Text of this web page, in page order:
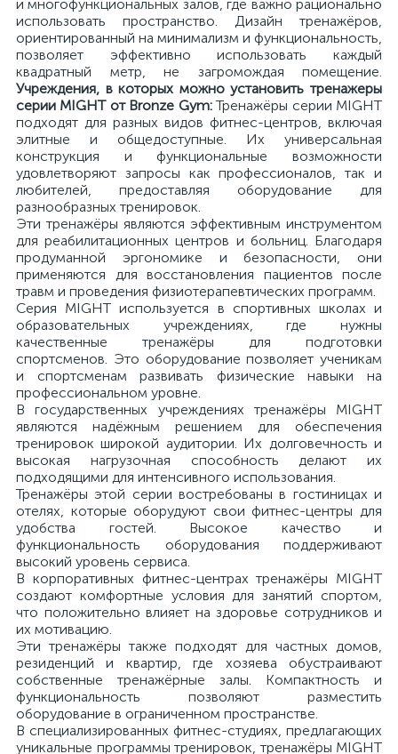
и многофункциональных залов, где важно рационально
использовать пространство. Дизайн тренажёров,
ориентированный на минимализм и функциональность,
позволяет эффективно использовать каждый
квадратный метр, не загромождая помещение.
Учреждения, в которых можно установить тренажеры
серии MIGHT от Bronze Gym:Тренажёры серии MIGHT
подходят для разных видов фитнес-центров, включая
элитные и общедоступные. Их универсальная
конструкция и функциональные возможности
удовлетворяют запросы как профессионалов, так и
любителей, предоставляя оборудование для
разнообразных тренировок.
Эти тренажёры являются эффективным инструментом
для реабилитационных центров и больниц. Благодаря
продуманной эргономике и безопасности, они
применяются для восстановления пациентов после
травм и проведения физиотерапевтических программ.
Серия MIGHT используется в спортивных школах и
образовательных учреждениях, где нужны
качественные тренажёры для подготовки
спортсменов. Это оборудование позволяет ученикам
и спортсменам развивать физические навыки на
профессиональном уровне.
В государственных учреждениях тренажёры MIGHT
являются надёжным решением для обеспечения
тренировок широкой аудитории. Их долговечность и
высокая нагрузочная способность делают их
подходящими для интенсивного использования.
Тренажёры этой серии востребованы в гостиницах и
отелях, которые оборудуют свои фитнес-центры для
удобства гостей. Высокое качество и
функциональность оборудования поддерживают
высокий уровень сервиса.
В корпоративных фитнес-центрах тренажёры MIGHT
создают комфортные условия для занятий спортом,
что положительно влияет на здоровье сотрудников и
их мотивацию.
Эти тренажёры также подходят для частных домов,
резиденций и квартир, где хозяева обустраивают
собственные тренажёрные залы. Компактность и
функциональность позволяют разместить
оборудование в ограниченном пространстве.
В специализированных фитнес-студиях, предлагающих
уникальные программы тренировок, тренажёры MIGHT